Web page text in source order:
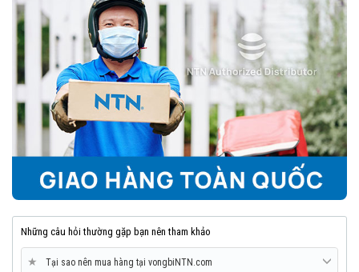
Trên thị trường vòng bi bạc đạn NTN bị làm giả rất nhiều, để lựa
chọn mua đúng vòng bi NTN chính hãng Bạn nên lựa chọn
Đại lý uỷ
quyền NTN
để đảm nguồn gốc sản phẩm chính hãng. VOBICO
vongbiNTN.com) làĐại lý uỷ quyền vòng bi NTN chính hãng
tại Việt Nam. Liên hệ ngay với chúng tôi nếu Bạn cần tư vấn loại
vòng bi NTN phù hợp với ứng dụng của mình.
Những câu hỏi thường gặp bạn nên tham khảo
★ Tại sao nên mua hàng tại vongbiNTN.com